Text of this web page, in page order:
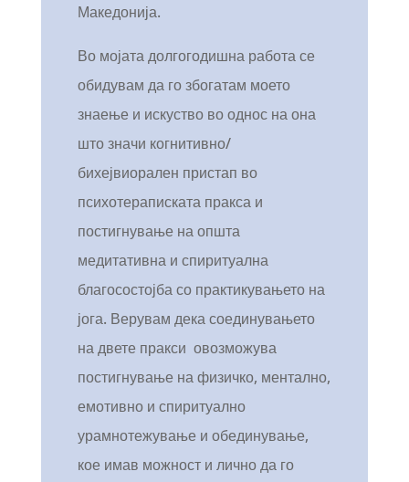
Македонија.
Во мојата долгогодишна работа се
обидувам да го збогатам моето
знаење и искуство во однос на она
што значи когнитивно/
бихејвиорален пристап во
психотераписката пракса и
постигнување на општа
медитативна и спиритуална
благосостојба со практикувањето на
јога. Верувам дека соединувањето
на двете пракси овозможува
постигнување на физичко, ментално,
емотивно и спиритуално
урамнотежување и обединување,
кое имав можност и лично да го